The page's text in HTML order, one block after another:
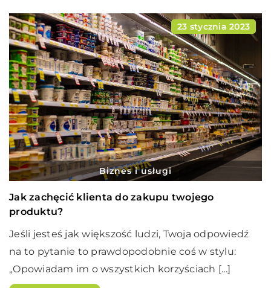
23 stycznia 2023
Biznes i usługi
Jak zachęcić klienta do zakupu twojego
produktu?
Jeśli jesteś jak większość ludzi, Twoja odpowiedź
na to pytanie to prawdopodobnie coś w stylu:
„Opowiadam im o wszystkich korzyściach […]